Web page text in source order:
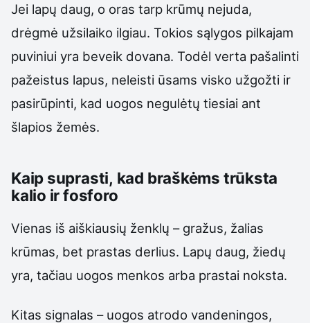
Jei lapų daug, o oras tarp krūmų nejuda,
drėgmė užsilaiko ilgiau. Tokios sąlygos pilkajam
puviniui yra beveik dovana. Todėl verta pašalinti
pažeistus lapus, neleisti ūsams visko užgožti ir
pasirūpinti, kad uogos negulėtų tiesiai ant
šlapios žemės.
Kaip suprasti, kad braškėms trūksta
kalio ir fosforo
Vienas iš aiškiausių ženklų – gražus, žalias
krūmas, bet prastas derlius. Lapų daug, žiedų
yra, tačiau uogos menkos arba prastai noksta.
Kitas signalas – uogos atrodo vandeningos,